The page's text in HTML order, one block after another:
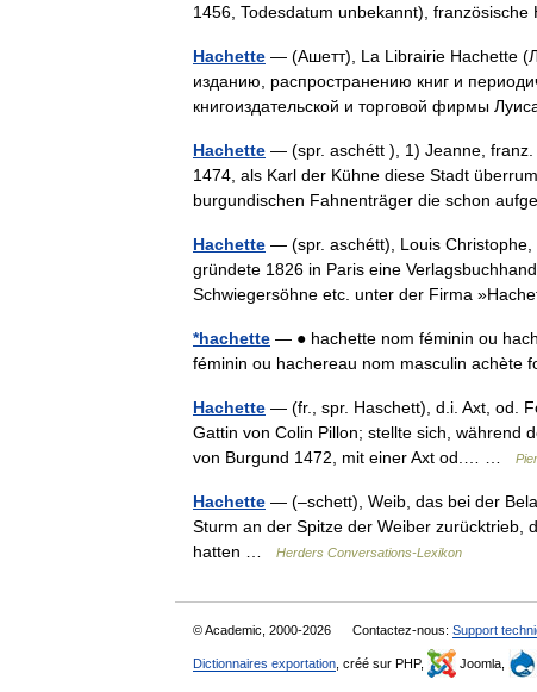
1456, Todesdatum unbekannt),
Hachette — (Ашетт), La Librairie Hachette
изданию, распространению книг и
книгоиздательской и торговой фирмы
Hachette — (spr. aschétt ), 1) Jeanne,
1474, als Karl der Kühne diese Stadt
burgundischen Fahnenträger die schon
Hachette — (spr. aschétt), Louis Christophe,
gründete 1826 in Paris eine
Schwiegersöhne etc. unter der Firma
*hachette — ● hachette nom féminin ou
féminin ou hachereau nom masculin
Hachette — (fr., spr. Haschett), d.i. Axt, od.
Gattin von Colin Pillon; stellte sich, während
von Burgund 1472, mit einer Axt od.… …
Hachette — (–schett), Weib, das bei der
Sturm an der Spitze der Weiber zurücktrieb,
hatten …
Herders Conversations-Lexikon
© Academic, 2000-2026 Contactez-nous: Support
Dictionnaires exportation , créé sur PHP, Joomla,